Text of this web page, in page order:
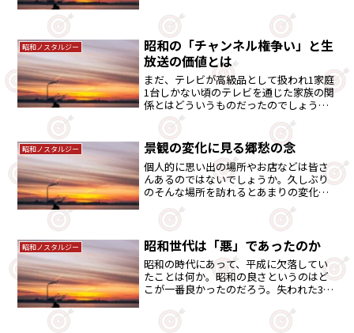
馬券売り場は、独特な鉄火場の雰囲気が
あり、ネットにはない緊張感が・・・。
昭和ノスタルジー
昭和の「チャンネル権争い」と生
放送の価値とは
まだ、テレビが高級品として扱われ1家庭
1台しかない頃のテレビを通じた家族の関
係とはどういうものだったのでしょう
か。生放送やタレント性なども含めテレ
ビ自体の価値が衰退の一途をたどってい
ます。
昭和ノスタルジー 景観の変化に見る郷愁の念
個人的に思い出の場所やお店などは皆さ
んあるのではないでしょうか。久しぶり
のそんな場所を訪れるとあまりの変化に
昭和ノスタルジー 昭和世代は「悪」であったのか
昭和の時代にあって、平成に欠落してい
たことは何か。昭和の良さというのはど
こが一番良かったのだろう。失われた30